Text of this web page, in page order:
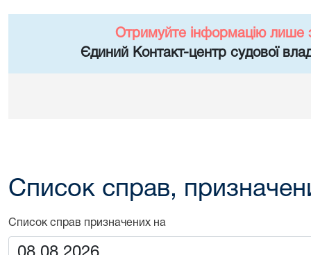
Отримуйте інформацію лише
Єдиний Контакт-центр судової
Список справ,
Список справ призначених на